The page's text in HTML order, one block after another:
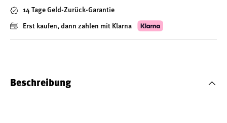
14 Tage Geld-Zurück-Garantie
Erst kaufen, dann zahlen mit Klarna
Beschreibung